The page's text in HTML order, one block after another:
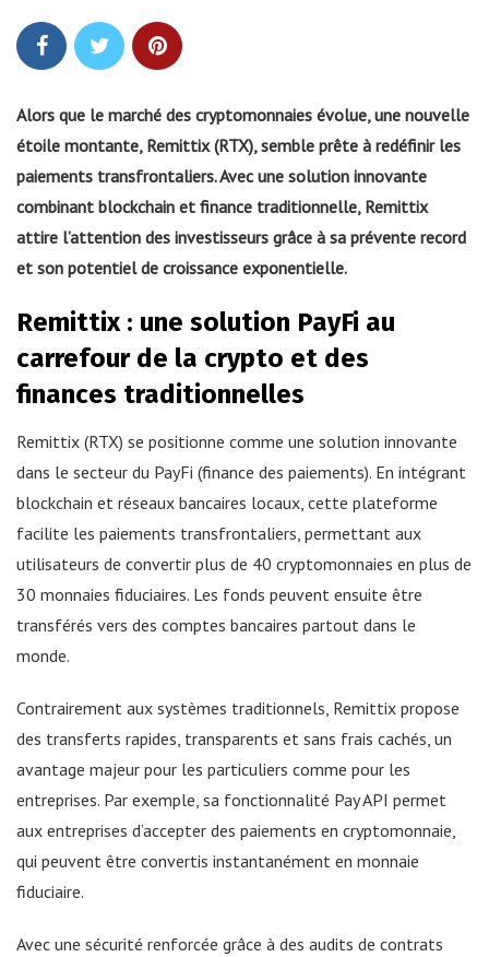
Alors que le marché des cryptomonnaies évolue, une nouvelle
étoile montante, Remittix (RTX), semble prête à redéfinir les
paiements transfrontaliers. Avec une solution innovante
combinant blockchain et finance traditionnelle, Remittix
attire l’attention des investisseurs grâce à sa prévente record
et son potentiel de croissance exponentielle.
Remittix : une solution PayFi au
carrefour de la crypto et des
finances traditionnelles
Remittix (RTX) se positionne comme une solution innovante
dans le secteur du PayFi (finance des paiements). En intégrant
blockchain et réseaux bancaires locaux, cette plateforme
facilite les paiements transfrontaliers, permettant aux
utilisateurs de convertir plus de 40 cryptomonnaies en plus de
30 monnaies fiduciaires. Les fonds peuvent ensuite être
transférés vers des comptes bancaires partout dans le
monde.
Contrairement aux systèmes traditionnels, Remittix propose
des transferts rapides, transparents et sans frais cachés, un
avantage majeur pour les particuliers comme pour les
entreprises. Par exemple, sa fonctionnalité Pay API permet
aux entreprises d’accepter des paiements en cryptomonnaie,
qui peuvent être convertis instantanément en monnaie
fiduciaire.
Avec une sécurité renforcée grâce à des audits de contrats